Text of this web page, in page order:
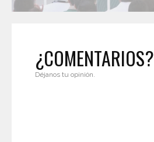
¿COMENTARIOS?
Déjanos tu opinión.